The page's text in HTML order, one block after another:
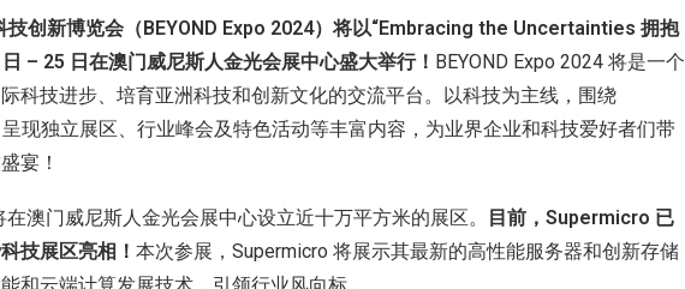
技创新博览会（BEYOND Expo 2024）将以“Embracing the Uncertainties 拥抱
– 25 日在澳门威尼斯人金光会展中心盛大举行！ BEYOND Expo 2024 将是一个
科技进步、培育亚洲科技和创新文化的交流平台。以科技为主线，围绕
呈现独立展区、行业峰会及特色活动等丰富内容，为业界企业和科技爱好者们带
宴！
在澳门威尼斯人金光会展中心设立近十万平方米的展区。
目前，Supermicro 已
技展区亮相！ 本次参展，Supermicro 将展示其最新的高性能服务器和创新存储